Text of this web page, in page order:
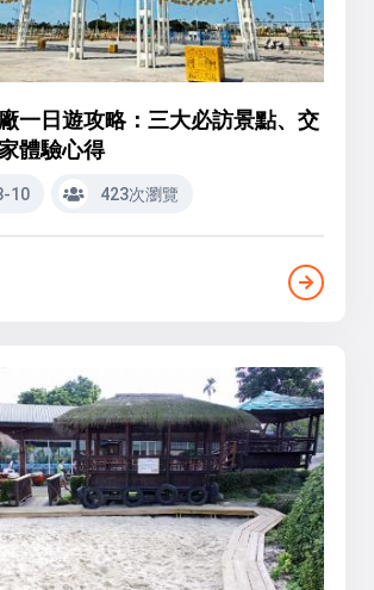
一日遊攻略：三大必訪景點、交
體驗心得
10 423次瀏覽